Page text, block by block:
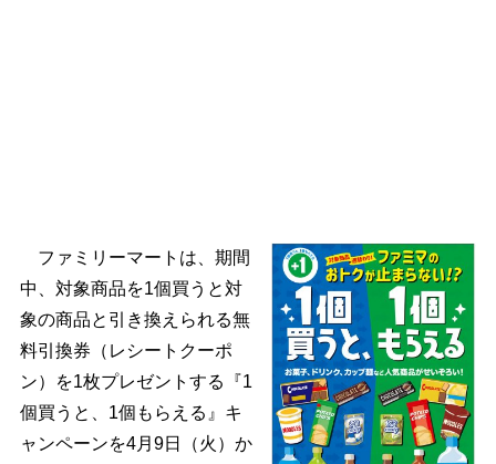
ファミリーマートは、期間
中、対象商品を1個買うと対
象の商品と引き換えられる無
料引換券（レシートクーポ
ン）を1枚プレゼントする『1
個買うと、1個もらえる』キ
ャンペーンを4月9日（火）か